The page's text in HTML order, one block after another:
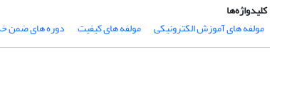
کلیدواژه‌ها
مولفه های آموزش الکترونیکی
مولفه های کیفیت دوره های ضمن